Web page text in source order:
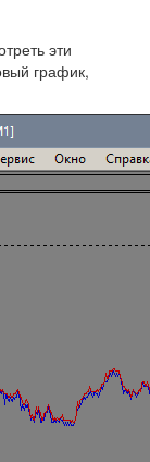
эти
график,